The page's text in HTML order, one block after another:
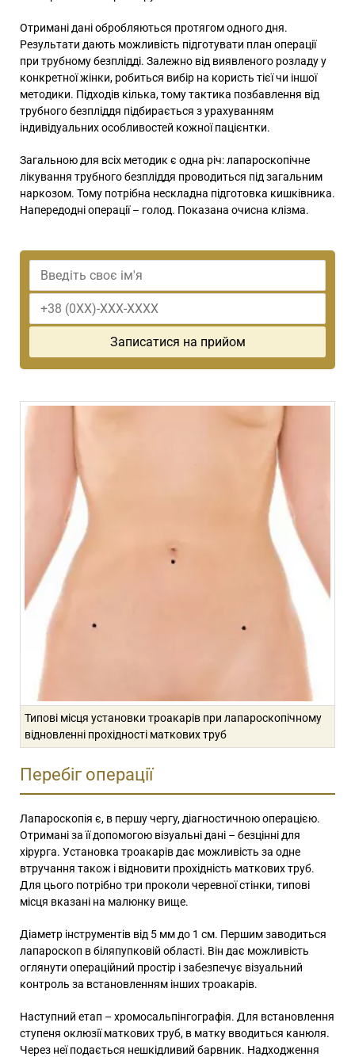
Отримані дані обробляються протягом одного дня.
Результати дають можливість підготувати план операції
при трубному безплідді. Залежно від виявленого розладу у
конкретної жінки, робиться вибір на користь тієї чи іншої
методики. Підходів кілька, тому тактика позбавлення від
трубного безпліддя підбирається з урахуванням
індивідуальних особливостей кожної пацієнтки.
Загальною для всіх методик є одна річ: лапароскопічне
лікування трубного безпліддя проводиться під загальним
наркозом. Тому потрібна нескладна підготовка кишківника.
Напередодні операції – голод. Показана очисна клізма.
Типові місця установки троакарів при лапароскопічному
відновленні прохідності маткових труб
Перебіг операції
Лапароскопія є, в першу чергу, діагностичною операцією.
Отримані за її допомогою візуальні дані – безцінні для
хірурга. Установка троакарів дає можливість за одне
втручання також і відновити прохідність маткових труб.
Для цього потрібно три проколи черевної стінки, типові
місця вказані на малюнку вище.
Діаметр інструментів від 5 мм до 1 см. Першим заводиться
лапароскоп в біляпупковій області. Він дає можливість
оглянути операційний простір і забезпечує візуальний
контроль за встановленням інших троакарів.
Наступний етап – хромосальпінгографія. Для встановлення
ступеня оклюзії маткових труб, в матку вводиться канюля.
Через неї подається нешкідливий барвник. Надходження